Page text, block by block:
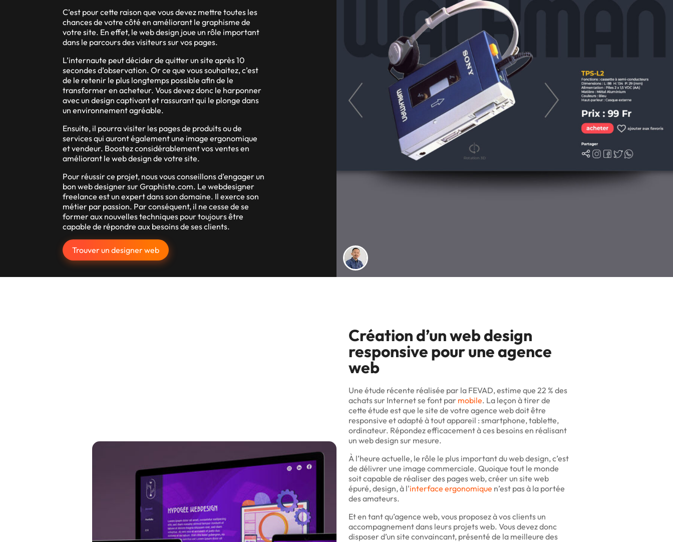
C’est pour cette raison que vous devez mettre toutes les
chances de votre côté en améliorant le graphisme de
votre site. En effet, le web design joue un rôle important
dans le parcours des visiteurs sur vos pages.
L’internaute peut décider de quitter un site après 10
secondes d’observation. Or ce que vous souhaitez, c’est
de le retenir le plus longtemps possible afin de le
transformer en acheteur. Vous devez donc le harponner
avec un design captivant et rassurant qui le plonge dans
un environnement agréable.
Ensuite, il pourra visiter les pages de produits ou de
services qui auront également une image ergonomique
et vendeur. Boostez considérablement vos ventes en
améliorant le web design de votre site.
Pour réussir ce projet, nous vous conseillons d’engager un
bon web designer sur Graphiste.com. Le webdesigner
freelance est un expert dans son domaine. Il exerce son
métier par passion. Par conséquent, il ne cesse de se
former aux nouvelles techniques pour toujours être
capable de répondre aux besoins de ses clients.
Trouver un designer web
Création d’un web design
responsive pour une agence
web
Une étude récente réalisée par la FEVAD, estime que 22 % des
achats sur Internet se font par mobile. La leçon à tirer de
cette étude est que le site de votre agence web doit être
responsive et adapté à tout appareil : smartphone, tablette,
ordinateur. Répondez efficacement à ces besoins en réalisant
un web design sur mesure.
À l’heure actuelle, le rôle le plus important du web design, c’est
de délivrer une image commerciale. Quoique tout le monde
soit capable de réaliser des pages web, créer un site web
épuré, design, à l'interface ergonomique n’est pas à la portée
des amateurs.
Et en tant qu’agence web, vous proposez à vos clients un
accompagnement dans leurs projets web. Vous devez donc
disposer d’un site convaincant, présenté de la meilleure des